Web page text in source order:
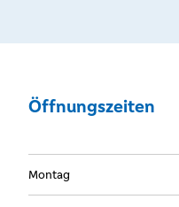
Öffnungszeiten
Montag